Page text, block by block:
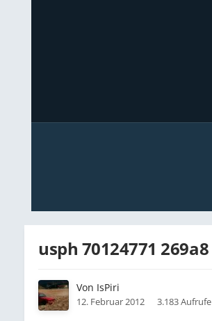
usph 70124771 269a8
Von IsPiri
12. Februar 2012 3.183 Aufrufe